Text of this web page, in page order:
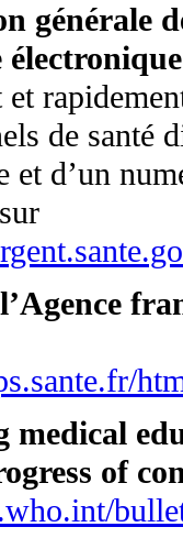
générale
de santé
et d’un
medical
of